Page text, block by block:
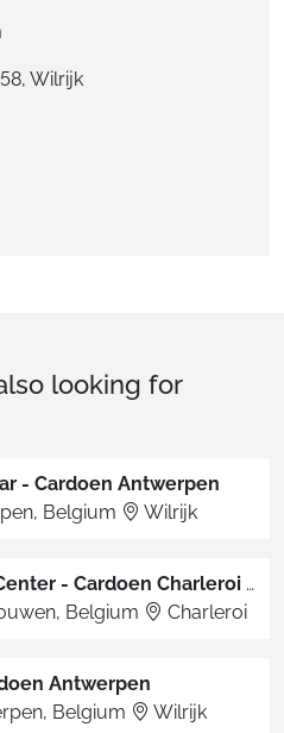
Wilrijk
looking for
- Cardoen Antwerpen
Belgium Wilrijk
Receptioniste Service Center - Cardoen Charleroi (temporaire)
Belgium Charleroi
Antwerpen
Belgium Wilrijk